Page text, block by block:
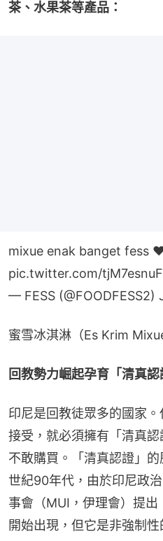
茶、水果茶等產品：
mixue enak banget fess
pic.twitter.com/
— FESS (@FOODFESS2)
蜜雪冰淇淋（Es Krim Mixue
回教勢力崛起孕育「清真認
印尼是回教徒眾多的國家
接受，就必須擁有「清真
不敢購買。「清真認證」
世紀90年代，由於印尼政
事會（MUI，伊理會）提
開始出現，但它是非強制性